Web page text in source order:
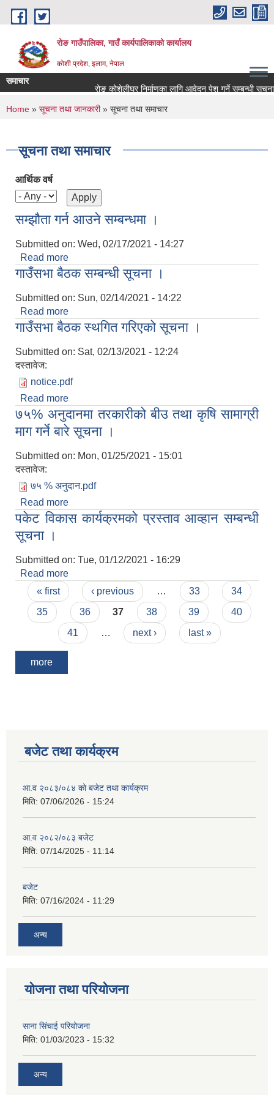
Skip to main content
रोङ गाउँपालिका, गाउँ कार्यपालिकाको कार्यालय
कोशी प्रदेश, इलाम, नेपाल
समाचार
रोङ कोशेलीघर निर्माणका लागि आवेदन पेश गर्ने सम्बन्धी सूचना.
You are here
Home » सूचना तथा जानकारी» सूचना तथा समाचार
सूचना तथा समाचार
आर्थिक वर्ष
सम्झौता गर्न आउने सम्बन्धमा ।
Submitted on: Wed, 02/17/2021 - 14:27
Read more
गाउँसभा बैठक सम्बन्धी सूचना ।
Submitted on: Sun, 02/14/2021 - 14:22
Read more
गाउँसभा बैठक स्थगित गरिएको सूचना ।
Submitted on: Sat, 02/13/2021 - 12:24
दस्तावेज:
notice.pdf
Read more
७५% अनुदानमा तरकारीको बीउ तथा कृषि सामाग्री
माग गर्ने बारे सूचना ।
Submitted on: Mon, 01/25/2021 - 15:01
दस्तावेज:
७५ % अनुदान.pdf
Read more
माग गर्ने बारे सूचना ।
पकेट विकास कार्यक्रमको प्रस्ताव आव्हान सम्बन्धी
सूचना ।
Submitted on: Tue, 01/12/2021 - 16:29
Read more
सूचना ।
Pages
« first ‹ previous … 33
34
35
36 37 38 39
40
41
… next › last »
more
बजेट तथा कार्यक्रम
आ.व २०८३/०८४ को बजेट तथा कार्यक्रम
मिति: 07/06/2026 - 15:24
आ.व २०८२/०८३ बजेट
मिति: 07/14/2025 - 11:14
बजेट
मिति: 07/16/2024 - 11:29
अन्य
योजना तथा परियोजना
साना सिंचाई परियोजना
मिति: 01/03/2023 - 15:32
अन्य